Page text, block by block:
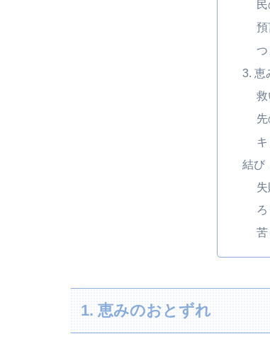
預
つ
3. 恵
救
結び
苦
1. 恵みのおとずれ